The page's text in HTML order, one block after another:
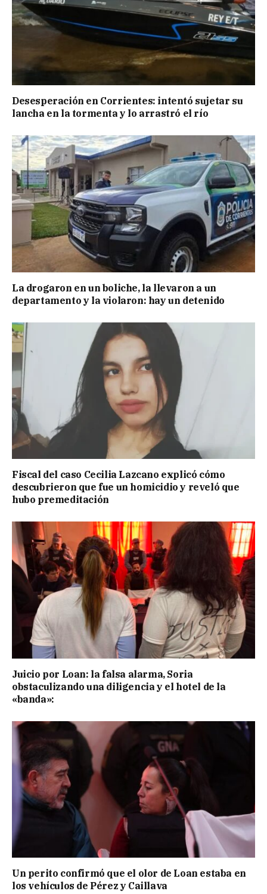
Desesperación en Corrientes: intentó sujetar su
lancha en la tormenta y lo arrastró el río
La drogaron en un boliche, la llevaron a un
departamento y la violaron: hay un detenido
Fiscal del caso Cecilia Lazcano explicó cómo
descubrieron que fue un homicidio y reveló que
hubo premeditación
Juicio por Loan: la falsa alarma, Soria
obstaculizando una diligencia y el hotel de la
«banda»:
Un perito confirmó que el olor de Loan estaba en
los vehículos de Pérez y Caillava